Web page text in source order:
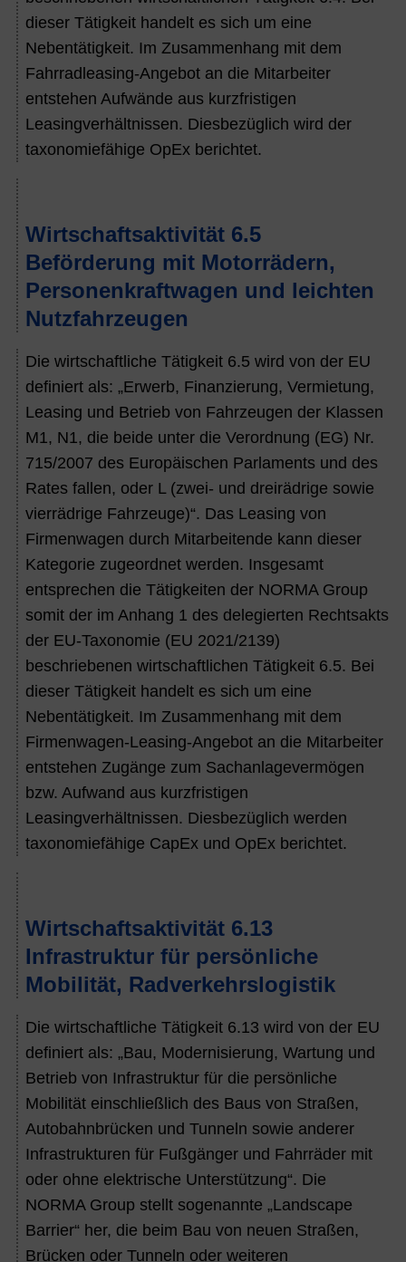
dieser Tätigkeit handelt es sich um eine
Nebentätigkeit. Im Zusammenhang mit dem
Fahrradleasing-Angebot an die Mitarbeiter
entstehen Aufwände aus kurzfristigen
Leasingverhältnissen. Diesbezüglich wird der
taxonomiefähige OpEx berichtet.
Wirtschaftsaktivität 6.5
Beförderung mit Motorrädern,
Personenkraftwagen und leichten
Nutzfahrzeugen
Die wirtschaftliche Tätigkeit 6.5 wird von der EU
definiert als: „Erwerb, Finanzierung, Vermietung,
Leasing und Betrieb von Fahrzeugen der Klassen
M1, N1, die beide unter die Verordnung (EG) Nr.
715/2007 des Europäischen Parlaments und des
Rates fallen, oder L (zwei- und dreirädrige sowie
vierrädrige Fahrzeuge)“. Das Leasing von
Firmenwagen durch Mitarbeitende kann dieser
Kategorie zugeordnet werden. Insgesamt
entsprechen die Tätigkeiten der NORMA Group
somit der im Anhang 1 des delegierten Rechtsakts
der EU-Taxonomie (EU 2021/2139)
beschriebenen wirtschaftlichen Tätigkeit 6.5. Bei
dieser Tätigkeit handelt es sich um eine
Nebentätigkeit. Im Zusammenhang mit dem
Firmenwagen-Leasing-Angebot an die Mitarbeiter
entstehen Zugänge zum Sachanlagevermögen
bzw. Aufwand aus kurzfristigen
Leasingverhältnissen. Diesbezüglich werden
taxonomiefähige CapEx und OpEx berichtet.
Wirtschaftsaktivität 6.13
Infrastruktur für persönliche
Mobilität, Radverkehrslogistik
Die wirtschaftliche Tätigkeit 6.13 wird von der EU
definiert als: „Bau, Modernisierung, Wartung und
Betrieb von Infrastruktur für die persönliche
Mobilität einschließlich des Baus von Straßen,
Autobahnbrücken und Tunneln sowie anderer
Infrastrukturen für Fußgänger und Fahrräder mit
oder ohne elektrische Unterstützung“. Die
NORMA Group stellt sogenannte „Landscape
Barrier“ her, die beim Bau von neuen Straßen,
Brücken oder Tunneln oder weiteren